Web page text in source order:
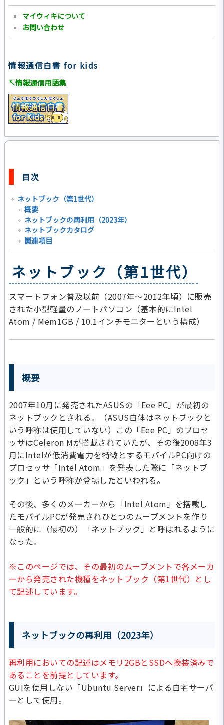
マイウィキについて
お問い合わせ
情報通信白書 for kids
↸情報通信用語集
目次
ネットブック（第1世代）
概要
ネットブックの再利用（2023年）
ネットブックカタログ
関連項目
ネットブック（第1世代）
スマートフォン普及以前（2007年～2012年頃）に販売
された小型軽量のノートパソコン（基本的にIntel
Atom / Mem1GB / 10.1インチモニターという構成）
概要
2007年10月に発売されたASUSの「Eee PC」が最初の
ネットブックとされる。（ASUS自体はネットブックと
いう呼称は使用していない）この「Eee PC」のプロセ
ッサはCeleron Mが搭載されていたが、その後2008年3
月にIntelが低消費電力を特徴とするモバイルPC向けの
プロセッサ「Intel Atom」を発表した際に「ネットブ
ック」という呼称が登場したといわれる。
その後、多くのメーカーから「Intel Atom」を搭載し
たモバイルPCが発売されひとつのムーブメントを作り
一般的に（最初の）「ネットブック」と呼ばれるように
なった。
※このページでは、その最初のムーブメントで各メーカ
ーから発売された機種をネットブック（第1世代）とし
て記述しています。
ネットブックの再利用（2023年）
再利用においての記述はメモリ2GBとSSDへ換装済みで
あることを前提としています。
GUIを使用しない「Ubuntu Server」による自宅サーバ
ーとして使用。